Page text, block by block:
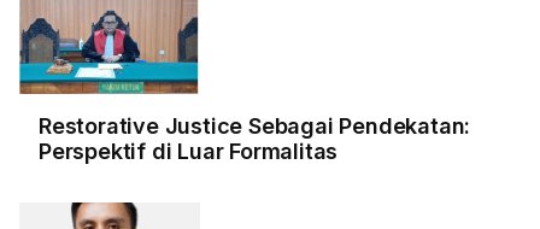
Restorative Justice Sebagai Pendekatan:
Perspektif di Luar Formalitas